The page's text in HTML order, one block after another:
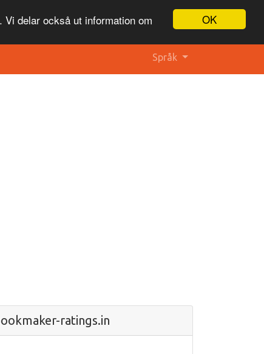
OK
delar också ut information om
Språk
ratings.in